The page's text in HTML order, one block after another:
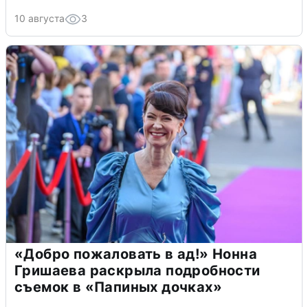
10 августа 3
«Добро пожаловать в ад!» Нонна
Гришаева раскрыла подробности
съемок в «Папиных дочках»